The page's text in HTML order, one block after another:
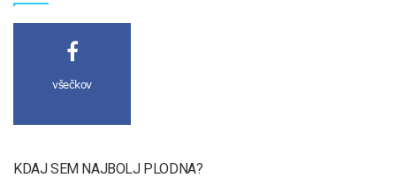
všečkov
KDAJ SEM NAJBOLJ PLODNA?